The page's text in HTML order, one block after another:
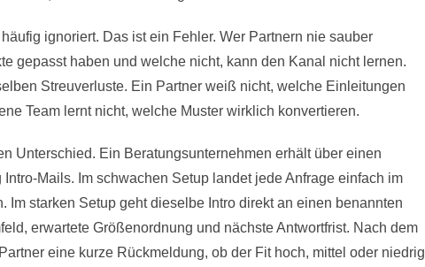
ignoriert. Das ist ein Fehler. Wer Partnern nie sauber
gepasst haben und welche nicht, kann den Kanal nicht lernen.
Streuverluste. Ein Partner weiß nicht, welche Einleitungen
Team lernt nicht, welche Muster wirklich konvertieren.
Unterschied. Ein Beratungsunternehmen erhält über einen
Mails. Im schwachen Setup landet jede Anfrage einfach im
Im starken Setup geht dieselbe Intro direkt an einen benannten
erwartete Größenordnung und nächste Antwortfrist. Nach dem
eine kurze Rückmeldung, ob der Fit hoch, mittel oder niedrig